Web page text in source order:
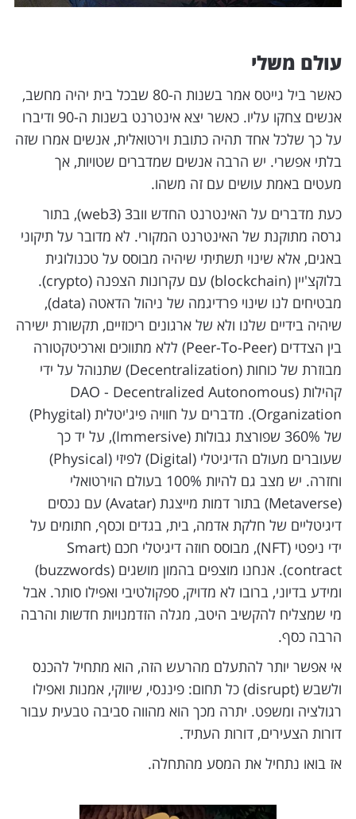
עולם משלי
כאשר ביל גייטס אמר בשנות ה-80 שבכל בית יהיה מחשב,
אנשים צחקו עליו. כאשר יצא אינטרנט בשנות ה-90 ודיברו
על כך שלכל אחד תהיה כתובת וירטואלית, אנשים אמרו שזה
בלתי אפשרי. יש הרבה אנשים שמדברים שטויות, אך
מעטים באמת עושים עם זה משהו.
כעת מדברים על האינטרנט החדש ווב3 (web3), בתור
גרסה מתוקנת של האינטרנט המקורי. לא מדובר על תיקוני
באגים, אלא שינוי תשתיתי שיהיה מבוסס על טכנולוגית
בלוקצ'יין (blockchain) עם עקרונות הצפנה (crypto).
מבטיחים לנו שינוי פרדיגמה של ניהול הדאטה (data),
שיהיה בידיים שלנו ולא של ארגונים ריכוזיים, תקשורת ישירה
בין הצדדים (Peer-To-Peer) ללא מתווכים וארכיטקטורה
מבוזרת של כוחות (Decentralization) שתנוהל על ידי
קהילות (DAO - Decentralized Autonomous
Organization). מדברים על חוויה פיג'יטלית (Phygital)
של 360% שפורצת גבולות (Immersive), על יד כך
שעוברים מעולם הדיגיטלי (Digital) לפיזי (Physical)
וחזרה. יש מצב גם להיות 100% בעולם הוירטואלי
(Metaverse) בתור דמות מייצגת (Avatar) עם נכסים
דיגיטליים של חלקת אדמה, בית, בגדים וכסף, חתומים על
ידי ניפטי (NFT), מבוסס חוזה דיגיטלי חכם (Smart
contract). אנחנו מוצפים בהמון מושגים (buzzwords)
ומידע בדיוני, ברובו לא מדויק, ספקולטיבי ואפילו סותר. אבל
מי שמצליח להקשיב היטב, מגלה הזדמנויות חדשות והרבה
הרבה כסף.
אי אפשר יותר להתעלם מהרעש הזה, הוא מתחיל להכנס
ולשבש (disrupt) כל תחום: פיננסי, שיווקי, אמנות ואפילו
רגולציה ומשפט. יתרה מכך הוא מהווה סביבה טבעית עבור
דורות הצעירים, דורות העתיד.
אז בואו נתחיל את המסע מהתחלה.